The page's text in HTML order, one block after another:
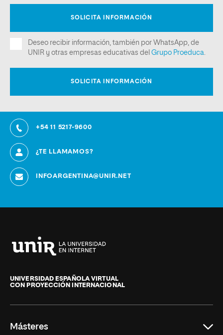
+54 11 5217-9600
¿TE LLAMAMOS?
INFOARGENTINA@UNIR.NET
de
La
UNIVERSIDAD ESPAÑOLA VIRTUAL
CON PROYECCIÓN INTERNACIONAL
Másteres